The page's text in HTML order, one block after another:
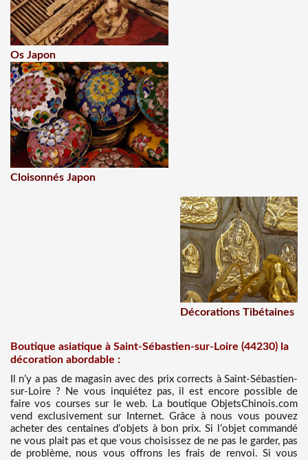
Os Japon
Cloisonnés Japon
Décorations Tibétaines
Boutique asiatique à Saint-Sébastien-sur-Loire (44230) la
décoration abordable :
Il n’y a pas de magasin avec des prix corrects à Saint-Sébastien-
sur-Loire ? Ne vous inquiétez pas, il est encore possible de
faire vos courses sur le web. La boutique ObjetsChinois.com
vend exclusivement sur Internet. Grâce à nous vous pouvez
acheter des centaines d’objets à bon prix. Si l’objet commandé
ne vous plait pas et que vous choisissez de ne pas le garder, pas
de problème, nous vous offrons les frais de renvoi. Si vous